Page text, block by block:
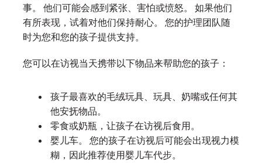
事。 他们可能会感到紧张、害怕或愤怒。 如果他们
有所表现，试着对他们保持耐心。 您的护理团队随
时为您和您的孩子提供支持。
您可以在访视当天携带以下物品来帮助您的孩子：
孩子最喜欢的毛绒玩具、玩具、奶嘴或任何其
他安抚物品。
零食或奶瓶，让孩子在访视后食用。
婴儿车。 您的孩子在访视后可能会出现视力模
糊，因此推荐使用婴儿车代步。